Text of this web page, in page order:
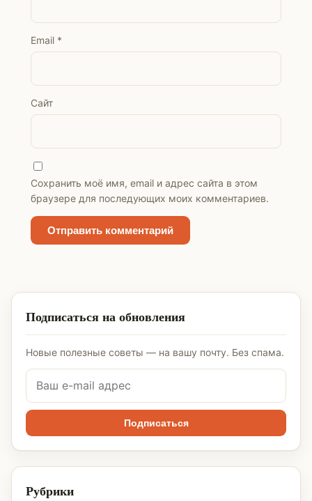
Email *
Сайт
Сохранить моё имя, email и адрес сайта в этом
браузере для последующих моих комментариев.
Подписаться на обновления
Новые полезные советы — на вашу почту. Без спама.
Подписаться
Рубрики